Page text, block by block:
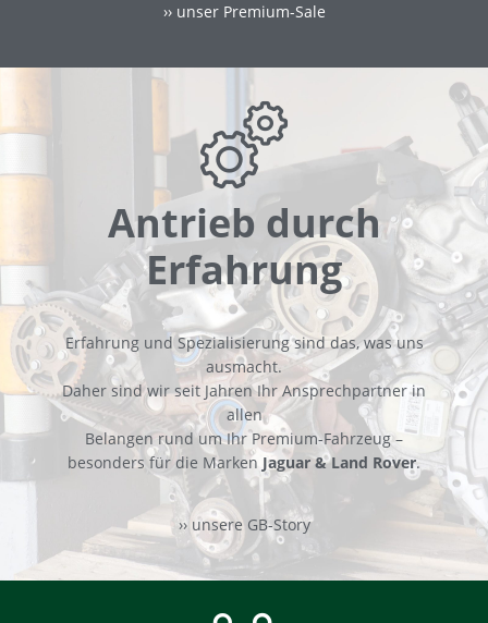
›› unser Premium-Sale
Antrieb durch
Erfahrung
Erfahrung und Spezialisierung sind das, was uns
ausmacht.
Daher sind wir seit Jahren Ihr Ansprechpartner in
allen
Belangen rund um Ihr Premium-Fahrzeug –
besonders für die Marken Jaguar & Land Rover.
›› unsere GB-Story